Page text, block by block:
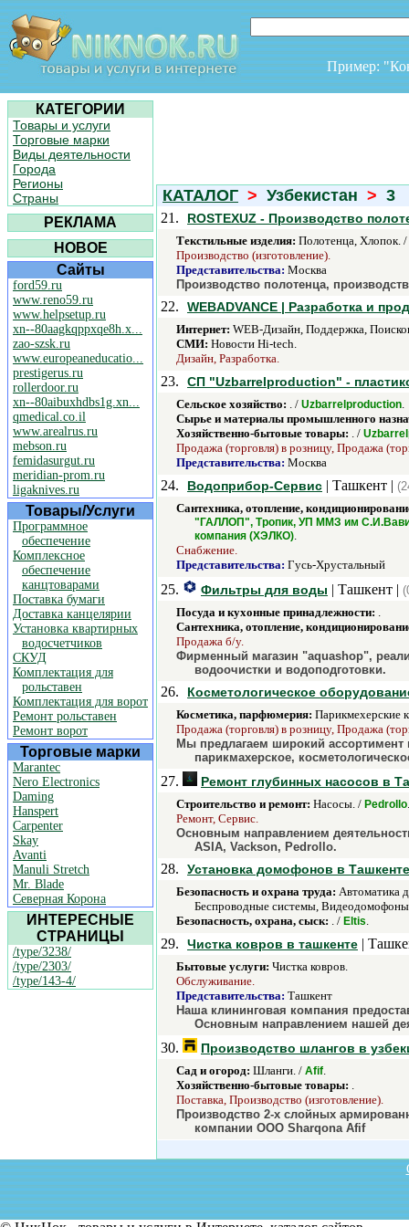
Пример:
КАТЕГОРИИ
Товары и услуги
Торговые марки
Виды деятельности
Города
Регионы
Страны
РЕКЛАМА
НОВОЕ
Сайты
ford59.ru
www.reno59.ru
www.helpsetup.ru
xn--80aagkqppxqe8h.x...
zao-szsk.ru
www.europeaneducatio...
prestigerus.ru
rollerdoor.ru
xn--80aibuxhdbs1g.xn...
qmedical.co.il
www.arealrus.ru
mebson.ru
femidasurgut.ru
meridian-prom.ru
ligaknives.ru
Товары/Услуги
Программное
обеспечение
Комплексное
обеспечение
канцтоварами
Поставка бумаги
Доставка канцелярии
Установка квартирных
водосчетчиков
СКУД
Комплектация для
рольставен
Комплектация для ворот
Ремонт рольставен
Ремонт ворот
Торговые марки
Marantec
Nero Electronics
Daming
Hanspert
Carpenter
Skay
Avanti
Manuli Stretch
Mr. Blade
Северная Корона
ИНТЕРЕСНЫЕ
СТРАНИЦЫ
/type/3238/
/type/2303/
/type/143-4/
КАТАЛОГ > Узбекистан > 3
21. ROSTEXUZ - Производство
Текстильные изделия: Полотенца, Хлопок. /
Производство (изготовление).
Представительства: Москва
Производство полотенца,
22. WEBADVANCE | Разработка и
Интернет: WEB-Дизайн, Поддержка,
СМИ: Новости Hi-tech.
Дизайн, Разработка.
23. СП "Uzbarrelproduction" -
Сельское хозяйство: . / Uzbarrelproduction.
Сырье и материалы промышленного
Хозяйственно-бытовые товары: . /
Продажа (торговля) в розницу, Продажа
Представительства: Москва
24. Водоприбор-Сервис | Ташкент |
Сантехника, отопление,
"ГАЛЛОП", Тропик, УП ММЗ им
компания (ХЭЛКО).
Снабжение.
Представительства: Гусь-Хрустальный
25. Фильтры для воды | Ташкент |
Посуда и кухонные принадлежности: .
Сантехника, отопление,
Продажа б/у.
Фирменный магазин "aquashop",
водоочистки и водоподготовки.
26. Косметологическое
Косметика, парфюмерия: Парикмехерские
Продажа (торговля) в розницу, Продажа
Мы предлагаем широкий
парикмахерское,
27. Ремонт глубинных насосов в
Строительство и ремонт: Насосы. / Pedrollo.
Ремонт, Сервис.
Основным направлением
ASIA, Vackson, Pedrollo.
28. Установка домофонов в Ташкенте
Безопасность и охрана труда: Автоматика
Беспроводные системы,
Безопасность, охрана, сыск: . / Eltis.
29. Чистка ковров в ташкенте |
Бытовые услуги: Чистка ковров.
Обслуживание.
Представительства: Ташкент
Наша клининговая компания
Основным направлением нашей
30. Производство шлангов в
Сад и огород: Шланги. / Afif.
Хозяйственно-бытовые товары: .
Поставка, Производство (изготовление).
Производство 2-х слойных
компании OOO Sharqona Afif